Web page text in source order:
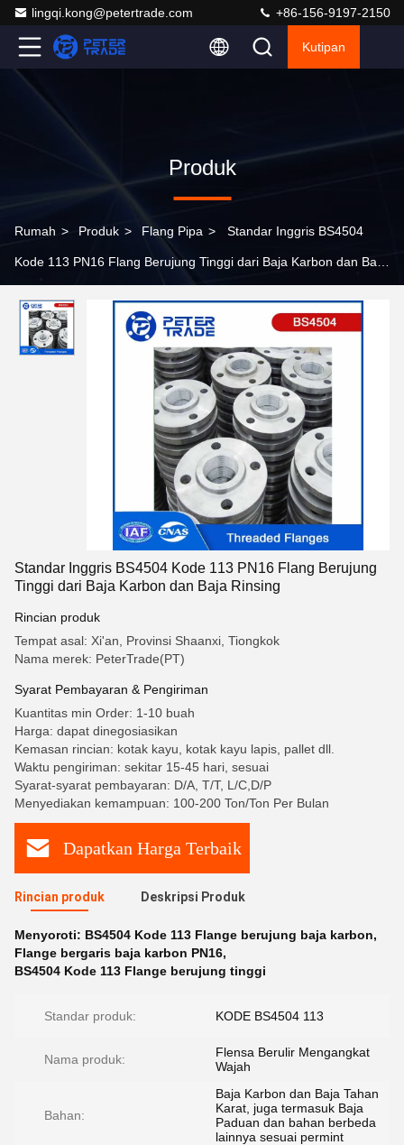
lingqi.kong@petertrade.com +86-156-9197-2150
Kutipan
Produk
Rumah > Produk > Flang Pipa > Standar Inggris BS4504
Kode 113 PN16 Flang Berujung Tinggi dari Baja Karbon dan Baja
Standar Inggris BS4504 Kode 113 PN16 Flang Berujung
Tinggi dari Baja Karbon dan Baja Rinsing
Rincian produk
Tempat asal: Xi'an, Provinsi Shaanxi, Tiongkok
Nama merek: PeterTrade(PT)
Syarat Pembayaran & Pengiriman
Kuantitas min Order: 1-10 buah
Harga: dapat dinegosiasikan
Kemasan rincian: kotak kayu, kotak kayu lapis, pallet dll.
Waktu pengiriman: sekitar 15-45 hari, sesuai
Syarat-syarat pembayaran: D/A, T/T, L/C,D/P
Menyediakan kemampuan: 100-200 Ton/Ton Per Bulan
Dapatkan Harga Terbaik
Rincian produk Deskripsi Produk
Menyoroti: BS4504 Kode 113 Flange berujung baja karbon,
Flange bergaris baja karbon PN16,
BS4504 Kode 113 Flange berujung tinggi
Standar produk: KODE BS4504 113
Nama produk:
Flensa Berulir Mengangkat
Wajah
Bahan:
Baja Karbon dan Baja Tahan
Karat, juga termasuk Baja
Paduan dan bahan berbeda
lainnya sesuai permint